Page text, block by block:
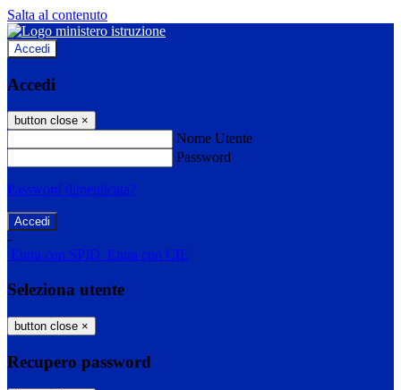
Salta al contenuto
Accedi
Accedi
button close ×
Nome Utente
Password
Password dimenticata?
-
Entra con SPID Entra con CIE
Seleziona utente
button close ×
Recupero password